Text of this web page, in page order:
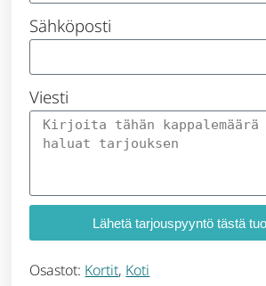
Sähköposti
Viesti
Lähetä tarjouspyyntö tästä
Osastot: Kortit, Koti